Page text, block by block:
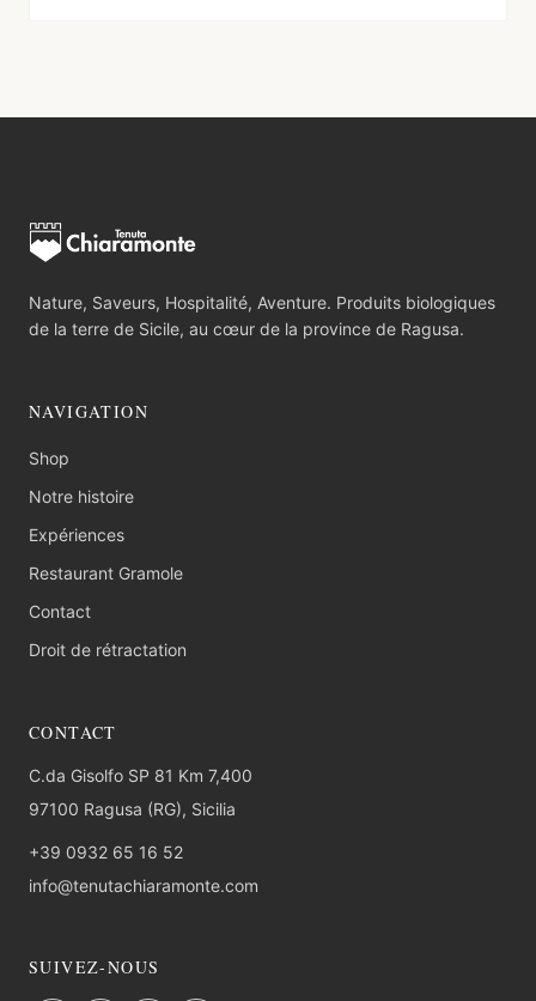
Nature, Saveurs, Hospitalité, Aventure. Produits biologiques
de la terre de Sicile, au cœur de la province de Ragusa.
NAVIGATION
Shop
Notre histoire
Expériences
Restaurant Gramole
Contact
Droit de rétractation
CONTACT
C.da Gisolfo SP 81 Km 7,400
97100 Ragusa (RG), Sicilia
+39 0932 65 16 52
info@tenutachiaramonte.com
SUIVEZ-NOUS